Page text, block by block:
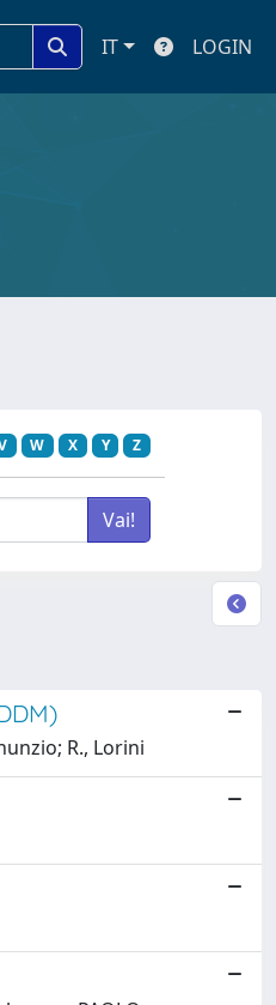
IT LOGIN
W X Y Z
R., Lorini